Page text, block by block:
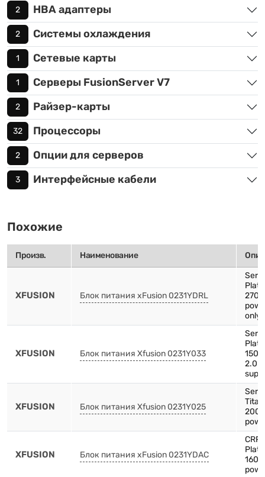
2 HBA адаптеры
2 Системы охлаждения
1 Сетевые карты
1 Серверы FusionServer V7
2 Райзер-карты
32 Процессоры
2 Опции для серверов
3 Интерфейсные кабели
Похожие
Произв. Наименование
XFUSION Блок питания xFusion 0231YDRL
only
XFUSION Блок питания Xfusion 0231Y033
2.0
XFUSION Блок питания Xfusion 0231Y025
XFUSION Блок питания xFusion 0231YDAC